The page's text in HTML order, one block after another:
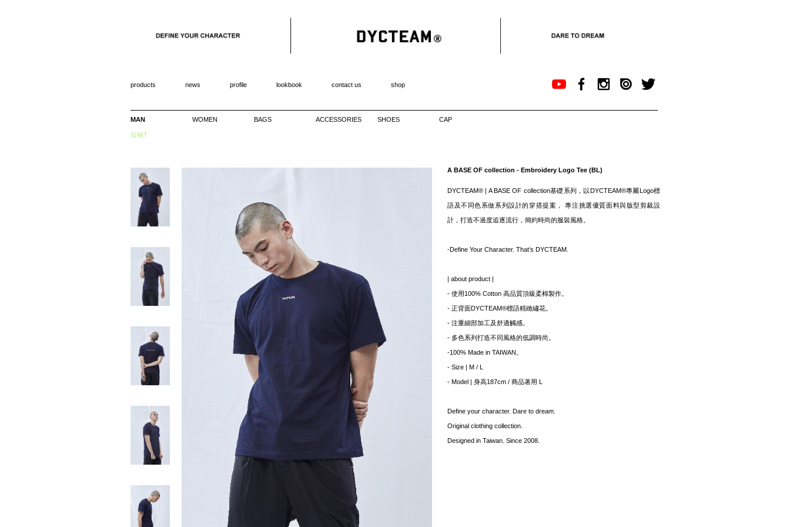
products news profile lookbook contact us shop
MAN WOMEN BAGS ACCESSORIES SHOES CAP
短袖T
A BASE OF collection - Embroidery Logo Tee (BL)
DYCTEAM® | A BASE OF collection基礎系列，以DYCTEAM®專屬Logo標
語及不同色系做系列設計的穿搭提案， 專注挑選優質面料與版型剪裁設
計，打造不過度追逐流行，簡約時尚的服裝風格。
-Define Your Character. That’s DYCTEAM.
| about product |
- 使用100% Cotton 高品質頂級柔棉製作。
- 正背面DYCTEAM®標語精緻繡花。
- 注重細部加工及舒適觸感。
- 多色系列打造不同風格的低調時尚。
-100% Made in TAIWAN。
- Size | M / L
- Model | 身高187cm / 商品著用 L
Define your character. Dare to dream.
Original clothing collection.
Designed in Taiwan. Since 2008.